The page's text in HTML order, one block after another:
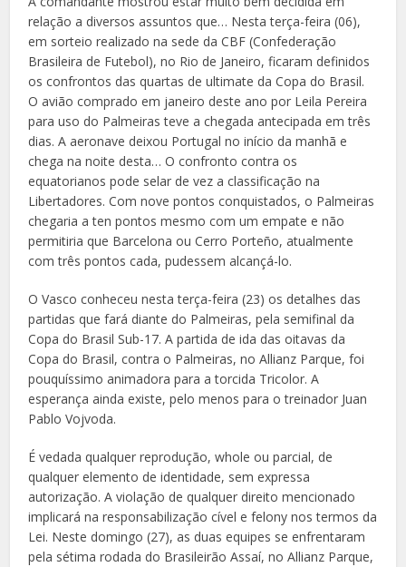
relação a diversos assuntos que… Nesta terça-feira (06),
em sorteio realizado na sede da CBF (Confederação
Brasileira de Futebol), no Rio de Janeiro, ficaram definidos
os confrontos das quartas de ultimate da Copa do Brasil.
O avião comprado em janeiro deste ano por Leila Pereira
para uso do Palmeiras teve a chegada antecipada em três
dias. A aeronave deixou Portugal no início da manhã e
chega na noite desta… O confronto contra os
equatorianos pode selar de vez a classificação na
Libertadores. Com nove pontos conquistados, o Palmeiras
chegaria a ten pontos mesmo com um empate e não
permitiria que Barcelona ou Cerro Porteño, atualmente
com três pontos cada, pudessem alcançá-lo.
O Vasco conheceu nesta terça-feira (23) os detalhes das
partidas que fará diante do Palmeiras, pela semifinal da
Copa do Brasil Sub-17. A partida de ida das oitavas da
Copa do Brasil, contra o Palmeiras, no Allianz Parque, foi
pouquíssimo animadora para a torcida Tricolor. A
esperança ainda existe, pelo menos para o treinador Juan
Pablo Vojvoda.
É vedada qualquer reprodução, whole ou parcial, de
qualquer elemento de identidade, sem expressa
autorização. A violação de qualquer direito mencionado
implicará na responsabilização cível e felony nos termos da
Lei. Neste domingo (27), as duas equipes se enfrentaram
pela sétima rodada do Brasileirão Assaí, no Allianz Parque,